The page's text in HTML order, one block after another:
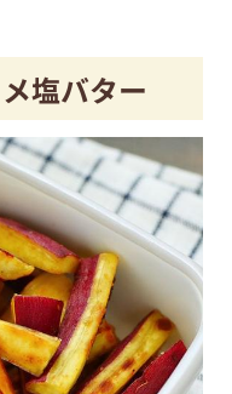
塩バター